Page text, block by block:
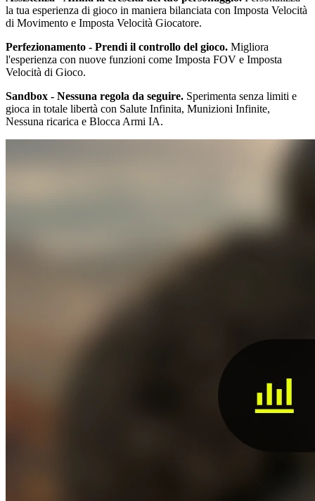
la tua esperienza di gioco in maniera bilanciata con Imposta Velocità
di Movimento e Imposta Velocità Giocatore.
Perfezionamento - Prendi il controllo del gioco. Migliora
l'esperienza con nuove funzioni come Imposta FOV e Imposta
Velocità di Gioco.
Sandbox - Nessuna regola da seguire. Sperimenta senza limiti e
gioca in totale libertà con Salute Infinita, Munizioni Infinite,
Nessuna ricarica e Blocca Armi IA.